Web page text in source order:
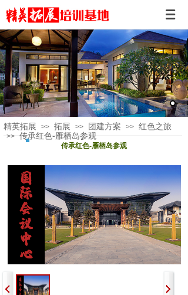
精英拓展 >> 拓展 >> 团建方案 >> 红色之旅
>> 传承红色-雁栖岛参观
传承红色-雁栖岛参观